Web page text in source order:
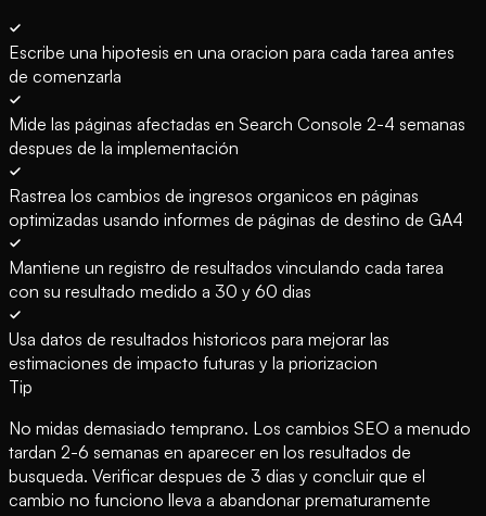
Escribe una hipotesis en una oracion para cada tarea antes
de comenzarla
Mide las páginas afectadas en Search Console 2-4 semanas
despues de la implementación
Rastrea los cambios de ingresos organicos en páginas
optimizadas usando informes de páginas de destino de GA4
Mantiene un registro de resultados vinculando cada tarea
con su resultado medido a 30 y 60 dias
Usa datos de resultados historicos para mejorar las
estimaciones de impacto futuras y la priorizacion
Tip
No midas demasiado temprano. Los cambios SEO a menudo
tardan 2-6 semanas en aparecer en los resultados de
busqueda. Verificar despues de 3 dias y concluir que el
cambio no funciono lleva a abandonar prematuramente